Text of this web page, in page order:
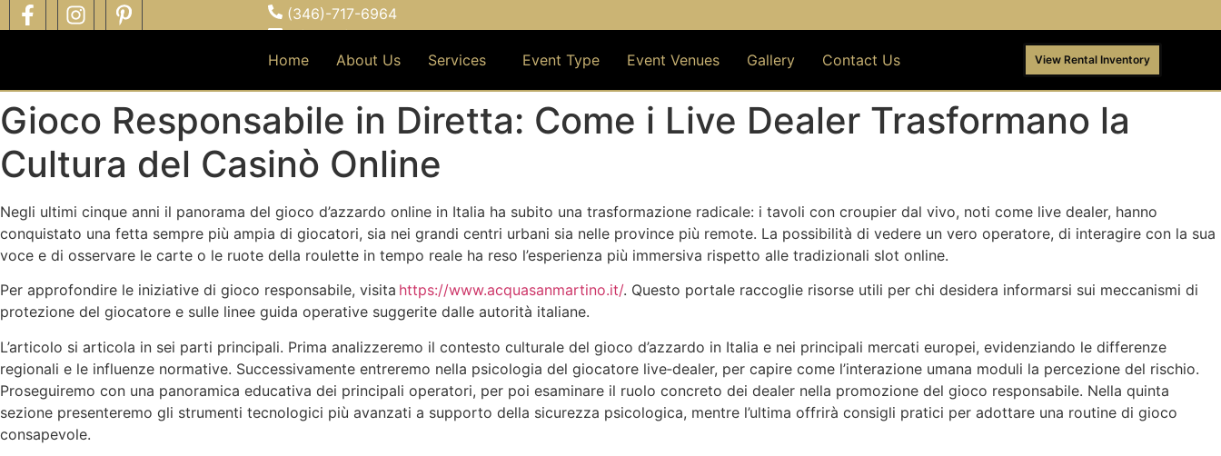
(346)-717-6964
info@cliftonce.com
Serving all Houston ,TX and Suburbs
Home About Us Services Event Type Event Venues Gallery Contact Us View Rental Inventory
Gioco Responsabile in Diretta: Come i Live Dealer Trasformano la
Cultura del Casinò Online
Negli ultimi cinque anni il panorama del gioco d’azzardo online in Italia ha subito una trasformazione radicale: i tavoli con croupier dal vivo, noti come live dealer, hanno
conquistato una fetta sempre più ampia di giocatori, sia nei grandi centri urbani sia nelle province più remote. La possibilità di vedere un vero operatore, di interagire con la sua
voce e di osservare le carte o le ruote della roulette in tempo reale ha reso l’esperienza più immersiva rispetto alle tradizionali slot online.
Per approfondire le iniziative di gioco responsabile, visita https://www.acquasanmartino.it/. Questo portale raccoglie risorse utili per chi desidera informarsi sui meccanismi di
protezione del giocatore e sulle linee guida operative suggerite dalle autorità italiane.
L’articolo si articola in sei parti principali. Prima analizzeremo il contesto culturale del gioco d’azzardo in Italia e nei principali mercati europei, evidenziando le differenze
regionali e le influenze normative. Successivamente entreremo nella psicologia del giocatore live‑dealer, per capire come l’interazione umana moduli la percezione del rischio.
Proseguiremo con una panoramica educativa dei principali operatori, per poi esaminare il ruolo concreto dei dealer nella promozione del gioco responsabile. Nella quinta
sezione presenteremo gli strumenti tecnologici più avanzati a supporto della sicurezza psicologica, mentre l’ultima offrirà consigli pratici per adottare una routine di gioco
consapevole.